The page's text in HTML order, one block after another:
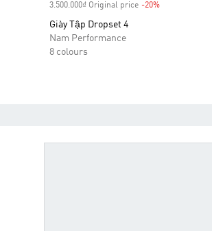
3.500.000₫ Original price -20%
Giày Tập Dropset 4
Nam Performance
8 colours